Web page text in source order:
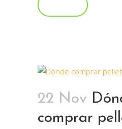
22 Nov
comprar